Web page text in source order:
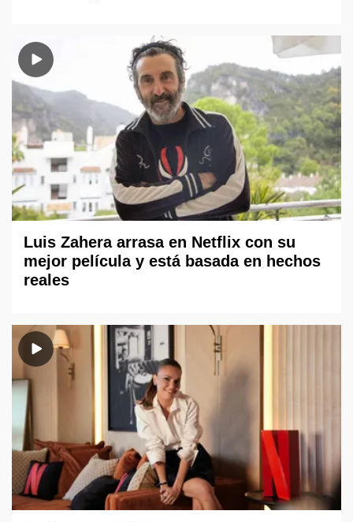
Luis Zahera arrasa en Netflix con su
mejor película y está basada en hechos
reales